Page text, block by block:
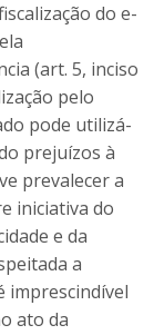
do e-
(art. 5, inciso
pelo
pode utilizá-
prejuízos à
prevalecer a
iniciativa do
e da
a
imprescindível
ato da